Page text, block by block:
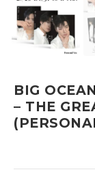
BIG
– THE